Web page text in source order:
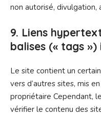
non autorisé,
9. Liens
balises (« tags
Le site contient un
vers d’autres sites, mis
propriétaire Cependant,
vérifier le contenu des